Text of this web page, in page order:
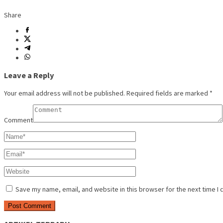
Share
Leave a Reply
Your email address will not be published. Required fields are marked *
Comment
Save my name, email, and website in this browser for the next time I